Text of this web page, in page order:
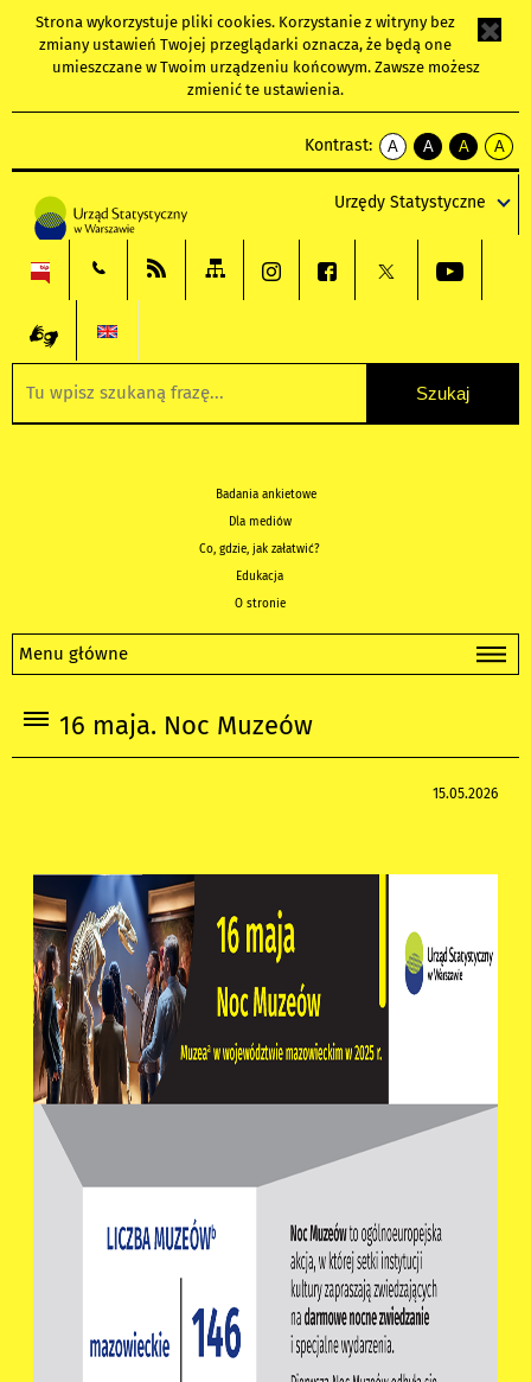
Strona wykorzystuje pliki cookies. Korzystanie z witryny bez
zmiany ustawień Twojej przeglądarki oznacza, że będą one
umieszczane w Twoim urządzeniu końcowym. Zawsze możesz
zmienić te ustawienia.
Kontrast:
A
kontrast
A
kontrast
tekst
czarnym
A
kontrast
tekst
czarnym
A
tekst
żółtym
Urzędy Statystyczne
Badania ankietowe
Dla mediów
Co, gdzie, jak załatwić?
Edukacja
O stronie
Menu główne
16 maja. Noc Muzeów
15.05.2026